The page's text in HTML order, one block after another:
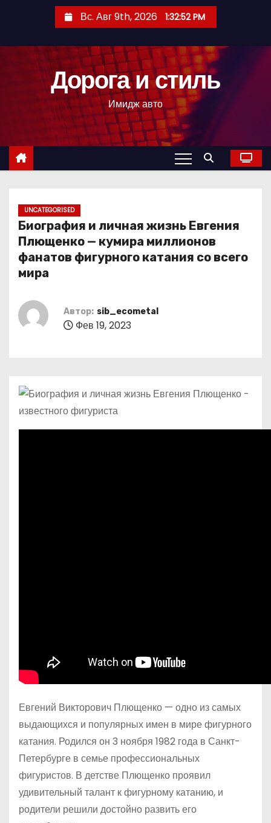
с
Вс. Авг 9th, 2026 1:32:53 PM
Дорога и стиль
Имидж авто
UNCATEGORISED
Биография и личная жизнь Евгения
Плющенко — кумира миллионов
фанатов фигурного катания со всего
мира
Автор: sib_ecometal
Фев 19, 2023
Евгений Викторович Плющенко — одно из самых
выдающихся и популярных имен в мире фигурного
катания. Родился он 3 ноября 1982 года в Санкт-
Петербурге в семье профессиональных
фигуристов. В детстве Плющенко проявил
удивительный талант к фигурному катанию, и
родители решили достойно развить его